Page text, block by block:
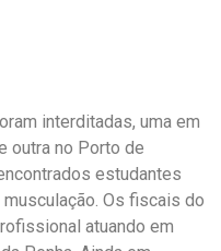
interditadas, uma em
outra no Porto de
estudantes
Os fiscais do
atuando em